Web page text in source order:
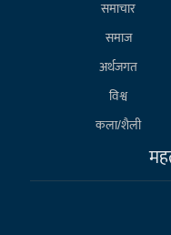
समाचार
समाज
अर्थजगत
विश्व
कला/शैली